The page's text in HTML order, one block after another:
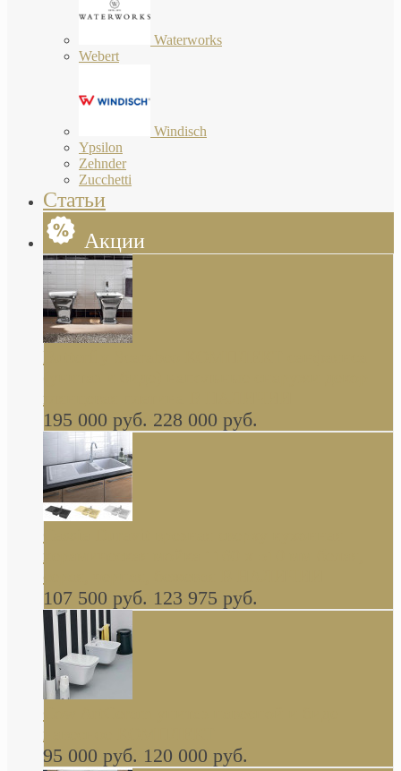
Waterworks
Webert
Windisch
Ypsilon
Zehnder
Zucchetti
Статьи
Акции
Butterfly Scarabeo КОМПЛЕКТ санфаянса
глянцевая платина В НАЛИЧИИ
195 000 руб. 228 000 руб.
керамическая мойка 1160 x 510 мм белая,
серая, черная, бежевая В НАЛИЧИИ
107 500 руб. 123 975 руб.
навесное КОМПЛЕКТ
95 000 руб. 120 000 руб.